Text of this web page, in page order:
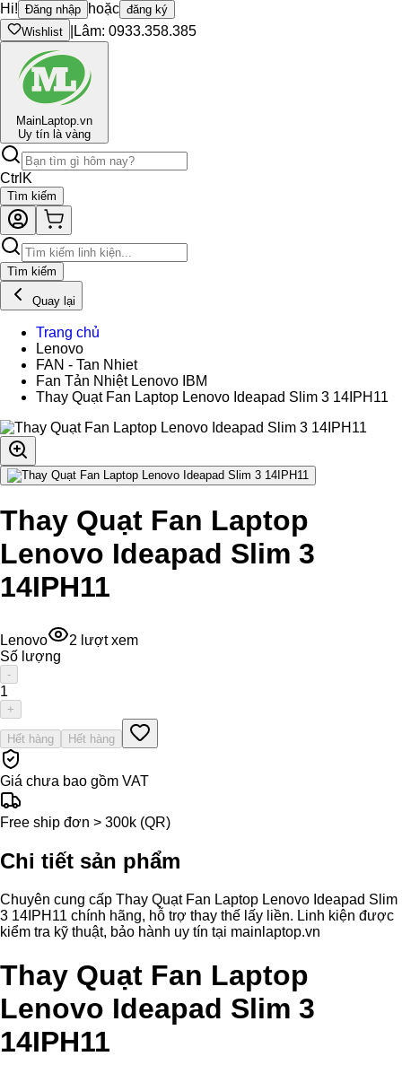
Hi! Đăng nhập hoặc đăng ký
Wishlist
Lâm: 0933.358.385
MainLaptop.vn
Uy tín là vàng
Ctrl K
Tìm kiếm
Tìm kiếm
Quay lại
Trang chủ
Lenovo
FAN - Tan Nhiet
Fan Tản Nhiệt Lenovo IBM
Thay Quạt Fan Laptop Lenovo Ideapad Slim 3 14IPH11
Thay Quạt Fan Laptop
Lenovo Ideapad Slim 3
14IPH11
Lenovo 2 lượt xem
Số lượng
-
1
+
Hết hàng Hết hàng
Giá chưa bao gồm VAT
Free ship đơn > 300k (QR)
Chi tiết sản phẩm
Chuyên cung cấp Thay Quạt Fan Laptop Lenovo Ideapad Slim
3 14IPH11 chính hãng, hỗ trợ thay thế lấy liền. Linh kiện được
kiểm tra kỹ thuật, bảo hành uy tín tại mainlaptop.vn
Thay Quạt Fan Laptop
Lenovo Ideapad Slim 3
14IPH11